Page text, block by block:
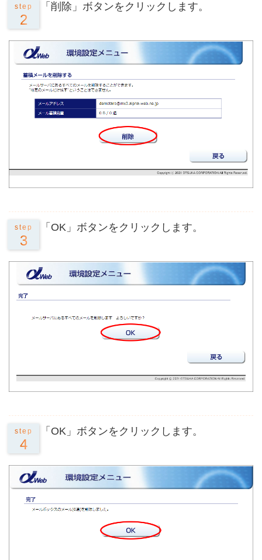
step
2
「削除」ボタンをクリックします。
step
3
「OK」ボタンをクリックします。
step
4
「OK」ボタンをクリックします。